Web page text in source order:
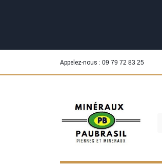
Appelez-nous : 09 79 72 83 25